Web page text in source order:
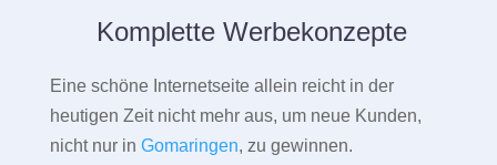
Komplette Werbekonzepte
Eine schöne Internetseite allein reicht in der
heutigen Zeit nicht mehr aus, um neue Kunden,
nicht nur in Gomaringen, zu gewinnen.